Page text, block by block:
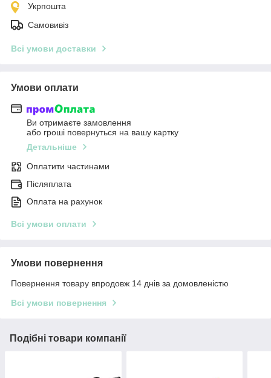
Укрпошта
Самовивіз
Всі умови доставки
Умови оплати
Ви отримаєте замовлення
або гроші повернуться на вашу картку
Детальніше
Оплатити частинами
Післяплата
Оплата на рахунок
Всі умови оплати
Умови повернення
Повернення товару впродовж 14 днів за домовленістю
Всі умови повернення
Подібні товари компанії